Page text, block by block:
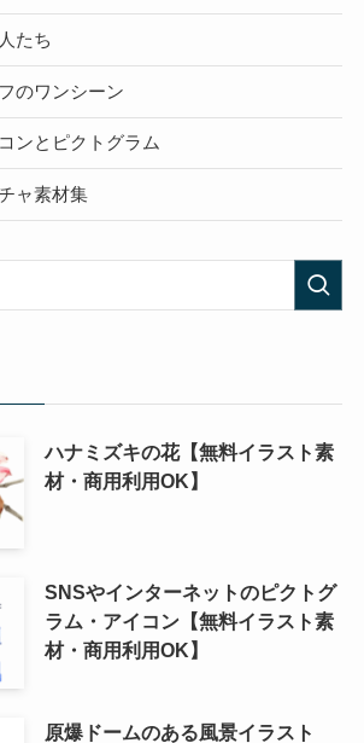
たち
のワンシーン
ンとピクトグラム
ャ素材集
ハナミズキの花【無料イラスト素
材・商用利用OK】
SNSやインターネットのピクトグ
ラム・アイコン【無料イラスト素
材・商用利用OK】
原爆ドームのある風景イラスト